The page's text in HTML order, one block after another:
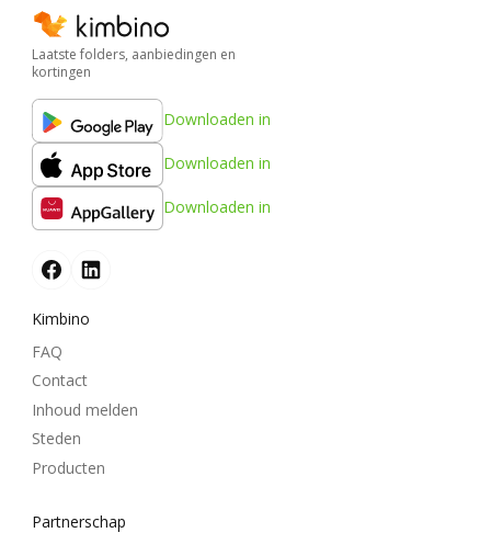
Laatste folders, aanbiedingen en
kortingen
Downloaden in
Downloaden in
Downloaden in
Kimbino
FAQ
Contact
Inhoud melden
Steden
Producten
Partnerschap